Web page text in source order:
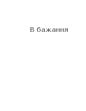
В бажання